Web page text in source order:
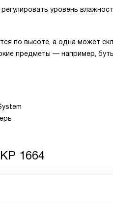
уровень
по высоте, а одна может
предметы — например,
1664